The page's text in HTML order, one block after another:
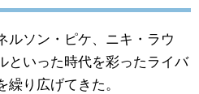
ルソン・ピケ、ニキ・ラウ
といった時代を彩ったライバ
り広げてきた。